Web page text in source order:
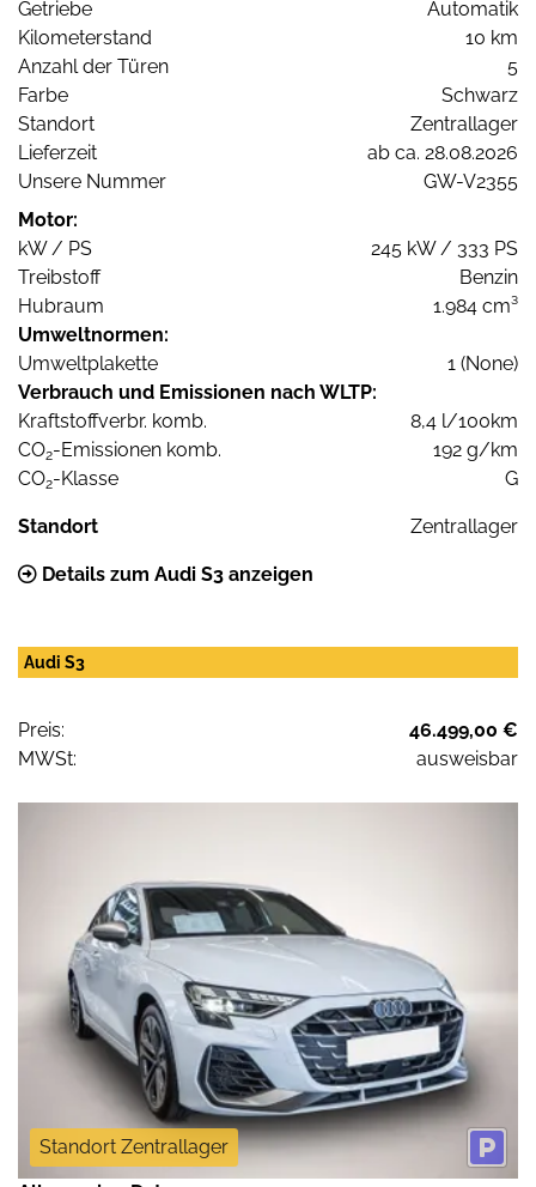
Getriebe
Automatik
Kilometerstand
10 km
Anzahl der Türen
5
Farbe
Schwarz
Standort
Zentrallager
Lieferzeit
ab ca. 28.08.2026
Unsere Nummer
GW-V2355
Motor:
kW / PS
245 kW / 333 PS
Treibstoff
Benzin
Hubraum
1.984 cm³
Umweltnormen:
Umweltplakette
1 (None)
Verbrauch und Emissionen nach WLTP:
Kraftstoffverbr. komb.
8,4 l/100km
CO2-Emissionen komb.
192 g/km
CO2-Klasse G
Standort Zentrallager
Details zum Audi S3 anzeigen
Audi S3
Preis:
46.499,00 €
MWSt:
ausweisbar
Standort Zentrallager